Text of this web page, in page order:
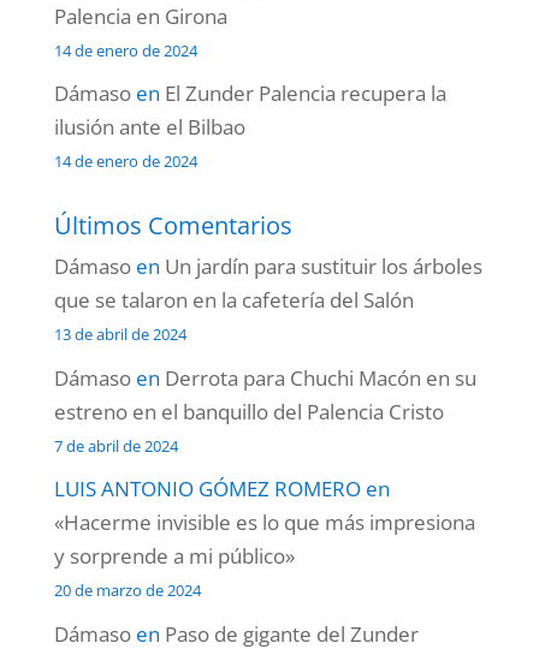
Palencia en Girona
14 de enero de 2024
Dámasoen El Zunder Palencia recupera la
ilusión ante el Bilbao
14 de enero de 2024
Últimos Comentarios
Dámasoen Un jardín para sustituir los árboles
que se talaron en la cafetería del Salón
13 de abril de 2024
Dámasoen Derrota para Chuchi Macón en su
estreno en el banquillo del Palencia Cristo
7 de abril de 2024
LUIS ANTONIO GÓMEZ ROMEROen
«Hacerme invisible es lo que más impresiona
y sorprende a mi público»
20 de marzo de 2024
Dámasoen Paso de gigante del Zunder